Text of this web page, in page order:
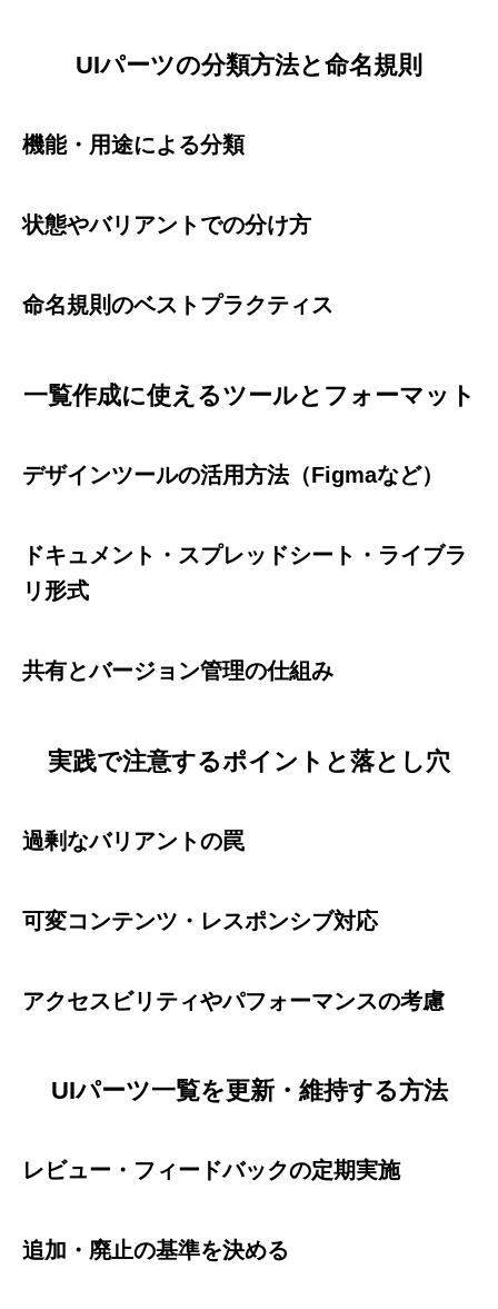
UIパーツの分類方法と命名規則
機能・用途による分類
状態やバリアントでの分け方
命名規則のベストプラクティス
一覧作成に使えるツールとフォーマット
デザインツールの活用方法（Figmaなど）
ドキュメント・スプレッドシート・ライブラ
リ形式
共有とバージョン管理の仕組み
実践で注意するポイントと落とし穴
過剰なバリアントの罠
可変コンテンツ・レスポンシブ対応
アクセスビリティやパフォーマンスの考慮
UIパーツ一覧を更新・維持する方法
レビュー・フィードバックの定期実施
追加・廃止の基準を決める